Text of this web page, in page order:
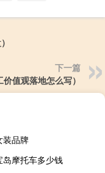
下一篇
值观落地怎么写）
装品牌
岛摩托车多少钱